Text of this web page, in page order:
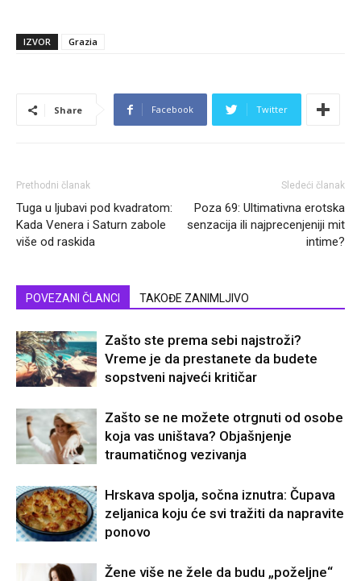
IZVOR Grazia
Share Facebook Twitter
Prethodni članak
Tuga u ljubavi pod kvadratom:
Kada Venera i Saturn zabole
više od raskida
Sledeći članak
Poza 69: Ultimativna erotska
senzacija ili najprecenjeniji mit
intime?
POVEZANI ČLANCI TAKOĐE ZANIMLJIVO
Zašto ste prema sebi najstroži?
Vreme je da prestanete da budete
sopstveni najveći kritičar
Zašto se ne možete otrgnuti od osobe
koja vas uništava? Objašnjenje
traumatičnog vezivanja
Hrskava spolja, sočna iznutra: Čupava
zeljanica koju će svi tražiti da napravite
ponovo
Žene više ne žele da budu „poželjne“